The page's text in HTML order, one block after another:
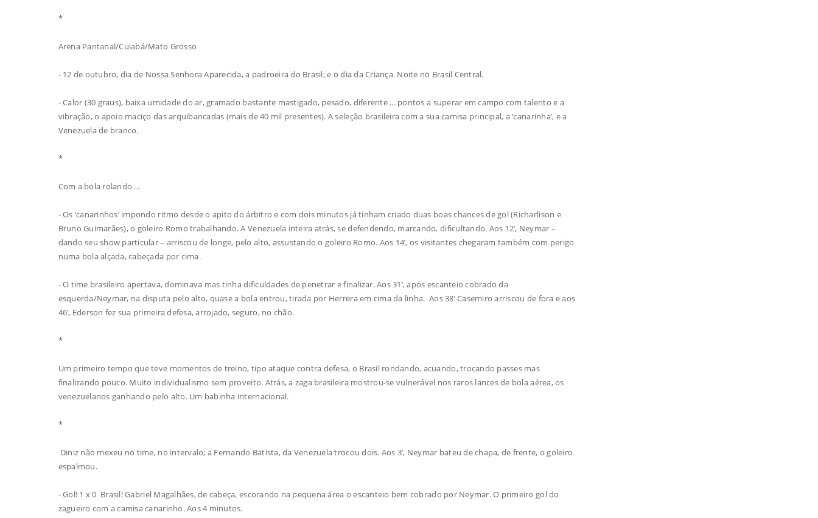
*
Arena Pantanal/Cuiabá/Mato Grosso
- 12 de outubro, dia de Nossa Senhora Aparecida, a padroeira do Brasil; e o dia da Criança. Noite no Brasil Central.
- Calor (30 graus), baixa umidade do ar, gramado bastante mastigado, pesado, diferente ... pontos a superar em campo com talento e a
vibração, o apoio maciço das arquibancadas (mais de 40 mil presentes). A seleção brasileira com a sua camisa principal, a ‘canarinha’, e a
Venezuela de branco.
*
Com a bola rolando ...
- Os ‘canarinhos’ impondo ritmo desde o apito do árbitro e com dois minutos já tinham criado duas boas chances de gol (Richarlison e
Bruno Guimarães), o goleiro Romo trabalhando. A Venezuela inteira atrás, se defendendo, marcando, dificultando. Aos 12’, Neymar –
dando seu show particular – arriscou de longe, pelo alto, assustando o goleiro Romo. Aos 14’, os visitantes chegaram também com perigo
numa bola alçada, cabeçada por cima.
- O time brasileiro apertava, dominava mas tinha dificuldades de penetrar e finalizar. Aos 31’, após escanteio cobrado da
esquerda/Neymar, na disputa pelo alto, quase a bola entrou, tirada por Herrera em cima da linha. Aos 38’ Casemiro arriscou de fora e aos
46’, Ederson fez sua primeira defesa, arrojado, seguro, no chão.
*
Um primeiro tempo que teve momentos de treino, tipo ataque contra defesa, o Brasil rondando, acuando, trocando passes mas
finalizando pouco. Muito individualismo sem proveito. Atrás, a zaga brasileira mostrou-se vulnerável nos raros lances de bola aérea, os
venezuelanos ganhando pelo alto. Um babinha internacional.
*
Diniz não mexeu no time, no intervalo; a Fernando Batista, da Venezuela trocou dois. Aos 3’, Neymar bateu de chapa, de frente, o goleiro
espalmou.
- Gol! 1 x 0 Brasil! Gabriel Magalhães, de cabeça, escorando na pequena área o escanteio bem cobrado por Neymar. O primeiro gol do
zagueiro com a camisa canarinho. Aos 4 minutos.